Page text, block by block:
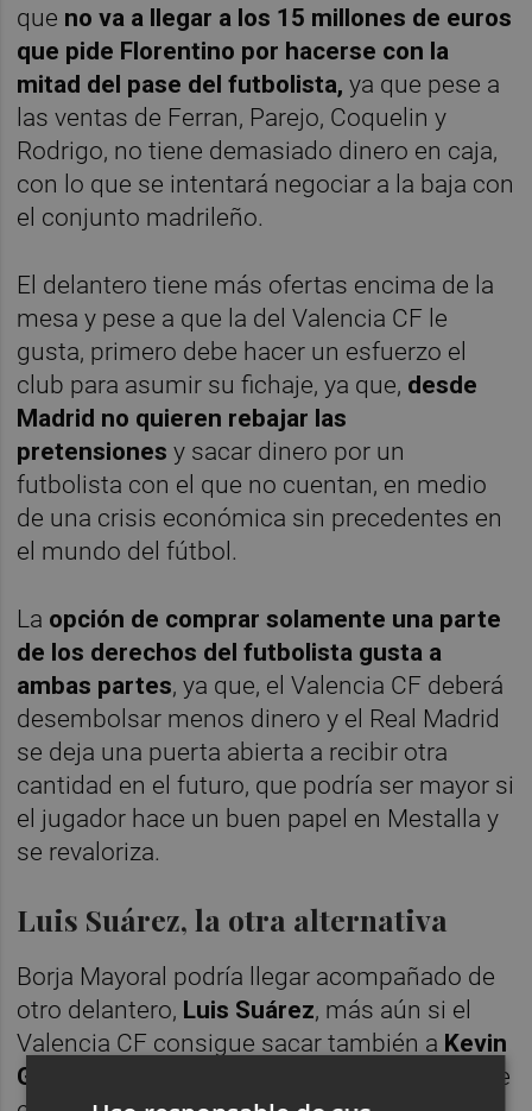
que no va a llegar a los 15 millones de euros
que pide Florentino por hacerse con la
mitad del pase del futbolista, ya que pese a
las ventas de Ferran, Parejo, Coquelin y
Rodrigo, no tiene demasiado dinero en caja,
con lo que se intentará negociar a la baja con
el conjunto madrileño.
El delantero tiene más ofertas encima de la
mesa y pese a que la del Valencia CF le
gusta, primero debe hacer un esfuerzo el
club para asumir su fichaje, ya que, desde
Madrid no quieren rebajar las
pretensionesy sacar dinero por un
futbolista con el que no cuentan, en medio
de una crisis económica sin precedentes en
el mundo del fútbol.
La opción de comprar solamente una parte
de los derechos del futbolista gusta a
ambas partes, ya que, el Valencia CF deberá
desembolsar menos dinero y el Real Madrid
se deja una puerta abierta a recibir otra
cantidad en el futuro, que podría ser mayor si
el jugador hace un buen papel en Mestalla y
se revaloriza.
Luis Suárez, la otra alternativa
Borja Mayoral podría llegar acompañado de
otro delantero, Luis Suárez, más aún si el
Valencia CF consigue sacar también a Kevin
Gameiro
durante los próximos días, algo que